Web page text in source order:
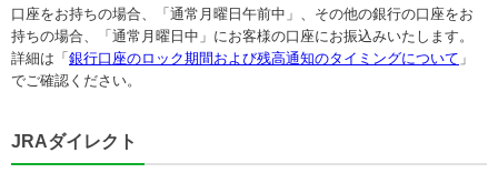
口座をお持ちの場合、「通常月曜日午前中」、その他の銀行の口座をお
持ちの場合、「通常月曜日中」にお客様の口座にお振込みいたします。
詳細は「 銀行口座のロック期間および残高通知のタイミングについて 」
でご確認ください。
JRAダイレクト